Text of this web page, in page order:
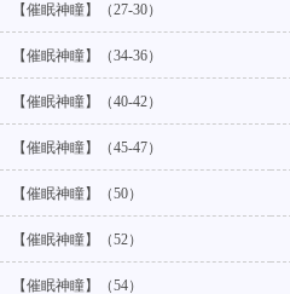
【催眠神瞳】（27-30）
【催眠神瞳】（34-36）
【催眠神瞳】（40-42）
【催眠神瞳】（45-47）
【催眠神瞳】（50）
【催眠神瞳】（52）
【催眠神瞳】（54）